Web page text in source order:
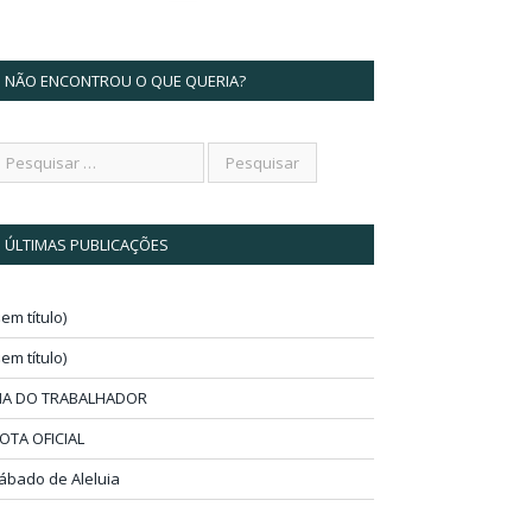
NÃO ENCONTROU O QUE QUERIA?
ÚLTIMAS PUBLICAÇÕES
título)
título)
DO TRABALHADOR
OFICIAL
de Aleluia